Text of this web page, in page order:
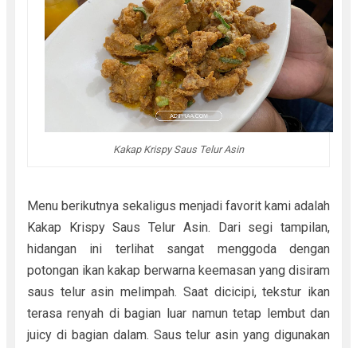
Kakap Krispy Saus Telur Asin
Menu berikutnya sekaligus menjadi favorit kami adalah
Kakap Krispy Saus Telur Asin. Dari segi tampilan,
hidangan ini terlihat sangat menggoda dengan
potongan ikan kakap berwarna keemasan yang disiram
saus telur asin melimpah. Saat dicicipi, tekstur ikan
terasa renyah di bagian luar namun tetap lembut dan
juicy di bagian dalam. Saus telur asin yang digunakan